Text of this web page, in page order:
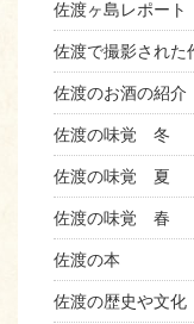
佐渡ヶ島レポート
佐渡で撮影された
佐渡のお酒の紹介
佐渡の味覚 冬
佐渡の味覚 夏
佐渡の味覚 春
佐渡の本
佐渡の歴史や文化